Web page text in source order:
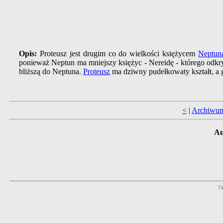
Opis: Proteusz jest drugim co do wielkości księżycem
ponieważ Neptun ma mniejszy księżyc - Nereidę - którego
bliższą do Neptuna. Proteuszma dziwny pudełkowaty kształt, a
< |